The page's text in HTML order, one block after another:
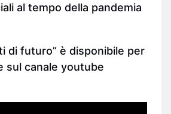
al tempo della pandemia
di futuro” è disponibile per
sul canale youtube